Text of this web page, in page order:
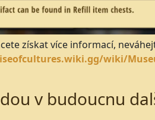
získat více informací,
wiki/
v budoucnu